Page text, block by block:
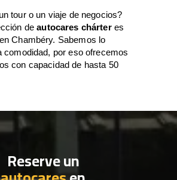
tour o un viaje de negocios?
deautocares chárteres
Chambéry. Sabemos lo
comodidad, por eso ofrecemos
con capacidad de hasta 50
Reserve un